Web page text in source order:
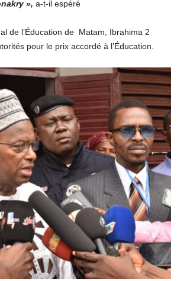
», a-t-il espéré
de l’Éducation de Matam, Ibrahima 2
pour le prix accordé à l’Éducation.